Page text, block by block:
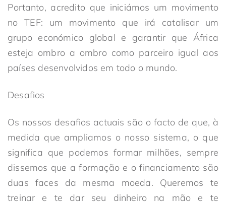
Portanto, acredito que iniciámos um movimento
no TEF: um movimento que irá catalisar um
grupo económico global e garantir que África
esteja ombro a ombro como parceiro igual aos
países desenvolvidos em todo o mundo.
Desafios
Os nossos desafios actuais são o facto de que, à
medida que ampliamos o nosso sistema, o que
significa que podemos formar milhões, sempre
dissemos que a formação e o financiamento são
duas faces da mesma moeda. Queremos te
treinar e te dar seu dinheiro na mão e te